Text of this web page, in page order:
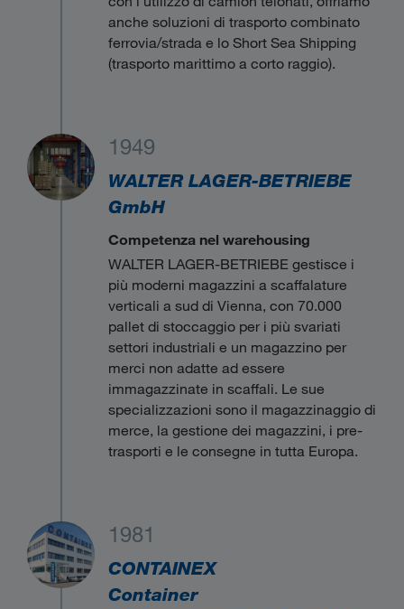
anche soluzioni di trasporto combinato
ferrovia/strada e lo Short Sea Shipping
(trasporto marittimo a corto raggio).
1949
WALTER LAGER-BETRIEBE
GmbH
Competenza nel warehousing
WALTER LAGER-BETRIEBE gestisce i
più moderni magazzini a scaffalature
verticali a sud di Vienna, con 70.000
pallet di stoccaggio per i più svariati
settori industriali e un magazzino per
merci non adatte ad essere
immagazzinate in scaffali. Le sue
specializzazioni sono il magazzinaggio di
merce, la gestione dei magazzini, i pre-
trasporti e le consegne in tutta Europa.
1981
CONTAINEX
Container